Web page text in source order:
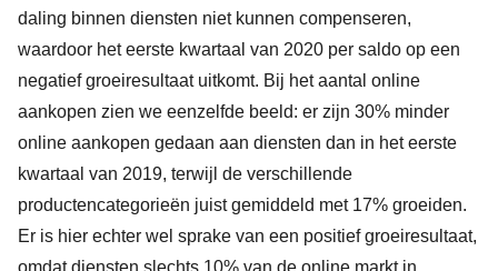
daling binnen diensten niet kunnen compenseren,
waardoor het eerste kwartaal van 2020 per saldo op een
negatief groeiresultaat uitkomt. Bij het aantal online
aankopen zien we eenzelfde beeld: er zijn 30% minder
online aankopen gedaan aan diensten dan in het eerste
kwartaal van 2019, terwijl de verschillende
productencategorieën juist gemiddeld met 17% groeiden.
Er is hier echter wel sprake van een positief groeiresultaat,
omdat diensten slechts 10% van de online markt in